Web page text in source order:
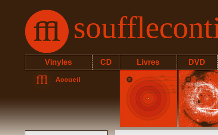
Vinyles CD Livres DVD
Accueil